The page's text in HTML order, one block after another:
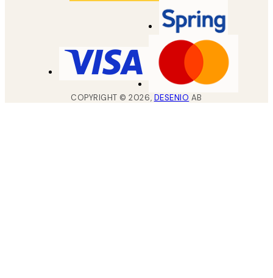
COPYRIGHT ©2026, DESENIO AB